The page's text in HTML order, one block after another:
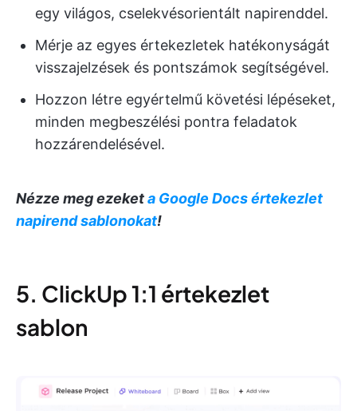
egy világos, cselekvésorientált napirenddel.
Mérje az egyes értekezletek hatékonyságát
visszajelzések és pontszámok segítségével.
Hozzon létre egyértelmű követési lépéseket,
minden megbeszélési pontra feladatok
hozzárendelésével.
Nézze meg ezeketa Google Docs értekezlet
napirend sablonokat!
5. ClickUp 1:1 értekezlet
sablon